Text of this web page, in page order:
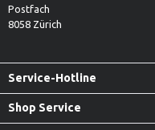
Postfach
8058 Zürich
Service-Hotline
Shop Service